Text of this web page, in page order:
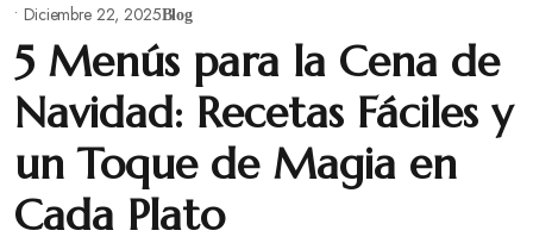
• Diciembre 22, 2025Blog
5 Menús para la Cena de
Navidad: Recetas Fáciles y
un Toque de Magia en
Cada Plato